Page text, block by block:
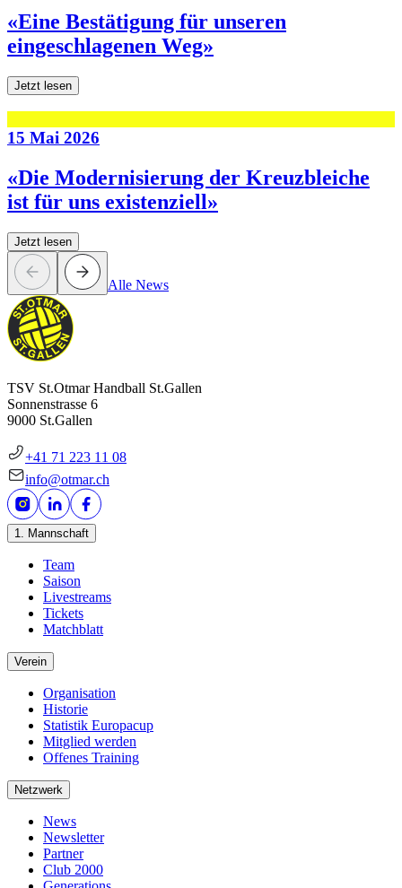
«Eine Bestätigung für unseren
eingeschlagenen Weg»
Jetzt lesen
15 Mai 2026
«Die Modernisierung der Kreuzbleiche
ist für uns existenziell»
Jetzt lesen
Alle News
TSV St.Otmar Handball St.Gallen
Sonnenstrasse 6
9000 St.Gallen
+41 71 223 11 08
info@otmar.ch
1. Mannschaft
Team
Saison
Livestreams
Tickets
Matchblatt
Verein
Organisation
Historie
Statistik Europacup
Mitglied werden
Offenes Training
Netzwerk
News
Newsletter
Partner
Club 2000